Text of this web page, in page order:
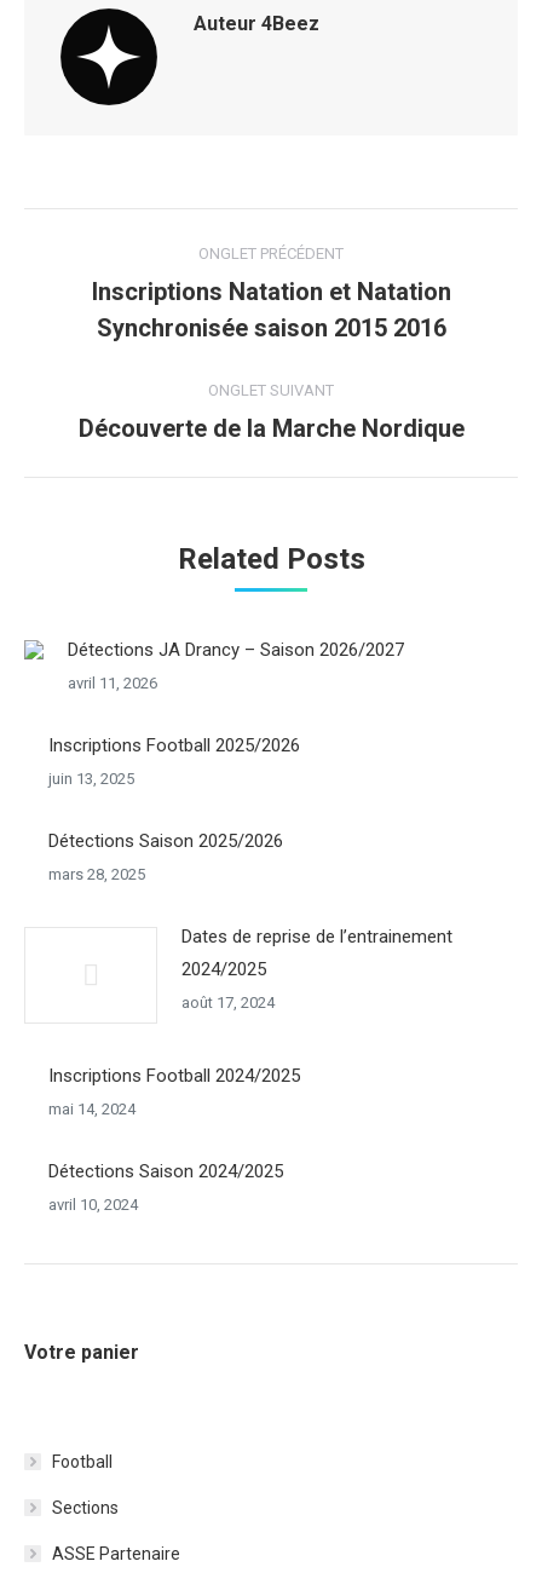
Auteur 4Beez
commentaire
ONGLET PRÉCÉDENT
Onglet
précédent
Inscriptions Natation et Natation
Synchronisée saison 2015 2016
ONGLET SUIVANT
Onglet
Découverte de la Marche Nordique
Related Posts
Détections JA Drancy – Saison 2026/2027
avril 11, 2026
Inscriptions Football 2025/2026
juin 13, 2025
Détections Saison 2025/2026
mars 28, 2025
Dates de reprise de l’entrainement
2024/2025
août 17, 2024
Inscriptions Football 2024/2025
mai 14, 2024
Détections Saison 2024/2025
avril 10, 2024
Votre panier
Football
Sections
ASSE Partenaire